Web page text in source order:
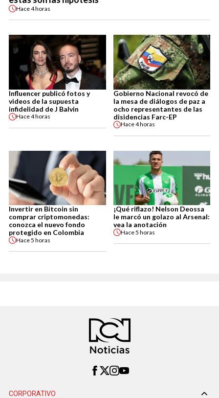
Hace4 horas
Influencer publicó fotos y
videos de la supuesta
infidelidad de J Balvin
Hace4 horas
Gobierno Nacional revocó de
la mesa de diálogos de paz a
ocho representantes de las
disidencias Farc-EP
Hace4 horas
Invertir en Bitcoin sin
comprar criptomonedas:
conozca el nuevo fondo
protegido en Colombia
Hace5 horas
¡Qué riflazo! Nelson Deossa
le marcó un golazo al Arsenal:
vea la anotación
Hace5 horas
CORPORATIVO